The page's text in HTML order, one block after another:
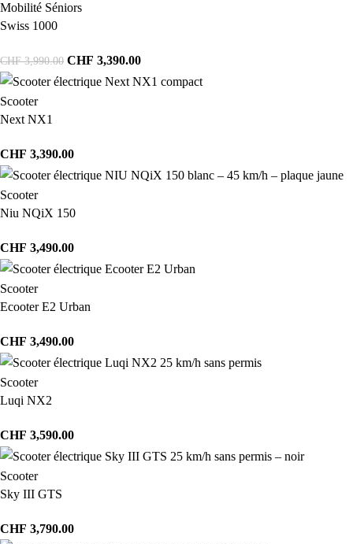
Mobilité Séniors
Swiss 1000
CHF3,990.00 CHF 3,390.00
Scooter
Next NX1
CHF 3,390.00
Scooter
Niu NQiX 150
CHF 3,490.00
Scooter
Ecooter E2 Urban
CHF 3,490.00
Scooter
Luqi NX2
CHF 3,590.00
Scooter
Sky III GTS
CHF 3,790.00